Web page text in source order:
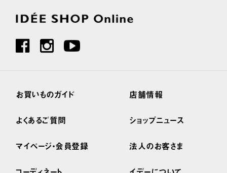
お買いものガイド
よくあるご質問
マイページ・会員登録
店舗情報
ショップニュース
法人のお客さま